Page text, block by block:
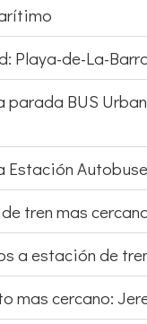
de-La-
BUS
tren mas cercana:
a estación de
cercano: Jerez
hasta el